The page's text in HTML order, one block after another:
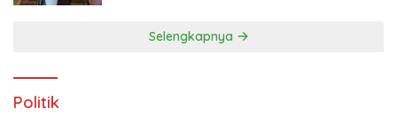
Selengkapnya
Politik